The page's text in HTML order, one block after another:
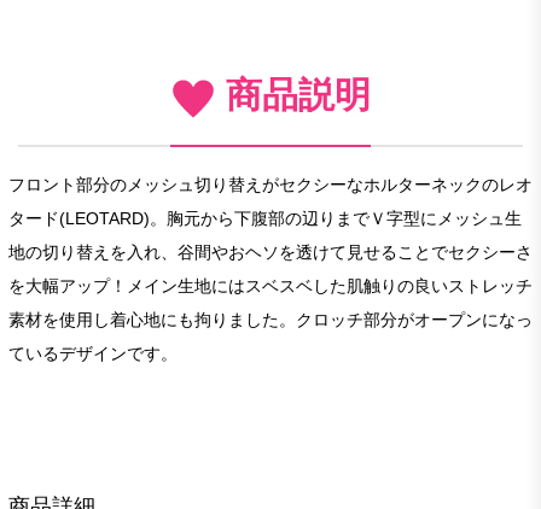
商品説明
フロント部分のメッシュ切り替えがセクシーなホルターネックのレオ
タード(LEOTARD)。胸元から下腹部の辺りまでＶ字型にメッシュ生
地の切り替えを入れ、谷間やおヘソを透けて見せることでセクシーさ
を大幅アップ！メイン生地にはスベスベした肌触りの良いストレッチ
素材を使用し着心地にも拘りました。クロッチ部分がオープンになっ
ているデザインです。